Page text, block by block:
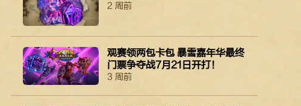
2 周前
观赛领两包卡包 暴雪嘉年华最终
门票争夺战7月21日开打！
3 周前